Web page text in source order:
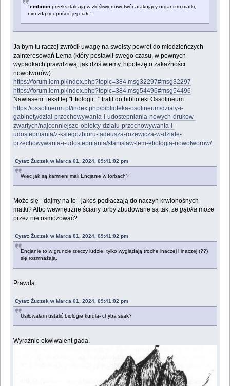
"embrion przekształcają w złośliwy nowotwór atakujący organizm matki,
nim zdąży opuścić jej ciało".
Ja bym tu raczej zwrócił uwagę na swoisty powrót do młodzieńczych
zainteresowań Lema (który postawił swego czasu, w pewnych
wypadkach prawdziwą, jak dziś wiemy, hipotezę o zakaźności
nowotworów):
https://forum.lem.pl/index.php?topic=384.msg32297#msg32297
https://forum.lem.pl/index.php?topic=384.msg54496#msg54496
Nawiasem: tekst tej "Etiologii..." trafił do biblioteki Ossolineum:
https://ossolineum.pl/index.php/biblioteka-osolineum/dzialy-i-
gabinety/dzial-przechowywania-i-udostepniania-nowych-drukow-
zwartych/najcenniejsze-obiekty-dzialu-przechowywania-i-
udostepniania/z-ksiegozbioru-tadeusza-rozewicza-w-dziale-
przechowywania-i-udostepniania/stanislaw-lem-etiologia-nowotworow/
Cytat: Żuczek w Marca 01, 2024, 09:41:02 pm
Wiec jak są karmieni mali Encjanie w torbach?
Może się - dajmy na to - jakoś podłaczają do naczyń krwionośnych
matki? Albo wewnętrzne ściany torby zbudowane są tak, żegąbka może
przez nie osmozować?
Cytat: Żuczek w Marca 01, 2024, 09:41:02 pm
Encjanie to w gruncie rzeczy ludzie, tylko wyglądają troche inaczej i inaczej (??)
się rozmnażają.
Prawda.
Cytat: Żuczek w Marca 01, 2024, 09:41:02 pm
Usiłowałam ustalić biologie kurdla- chyba ssak?
Wyraźnie ekwiwalent gada.